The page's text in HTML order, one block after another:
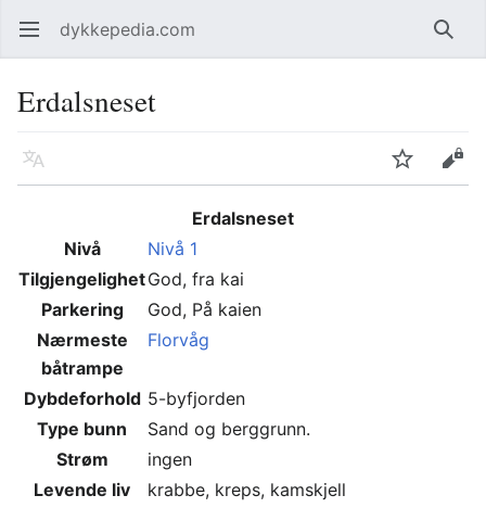
Åpne hovedmenyen dykkepedia.com Søk
Erdalsneset
Språk Overvåk Rediger
Erdalsneset
Nivå
Nivå 1
TilgjengelighetGod, fra kai
Parkering
God, På kaien
Nærmeste
båtrampe
Florvåg
Dybdeforhold 5-byfjorden
Type bunn
Sand og berggrunn.
Strøm
ingen
Levende liv
krabbe, kreps, kamskjell